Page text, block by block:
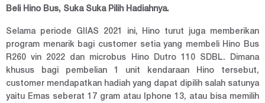
Beli Hino Bus, Suka Suka Pilih Hadiahnya.
Selama periode GIIAS 2021 ini, Hino turut juga memberikan
program menarik bagi customer setia yang membeli Hino Bus
R260 vin 2022 dan microbus Hino Dutro 110 SDBL. Dimana
khusus bagi pembelian 1 unit kendaraan Hino tersebut,
customer mendapatkan hadiah yang dapat dipilih salah satunya
yaitu Emas seberat 17 gram atau Iphone 13, atau bisa memilih